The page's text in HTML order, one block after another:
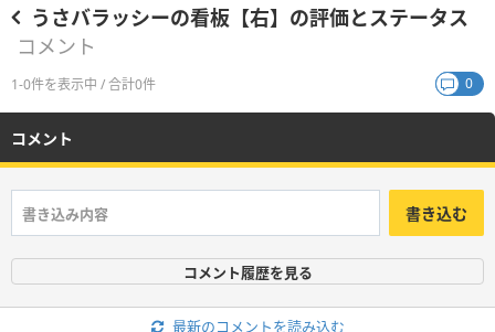
うさバラッシーの看板【右】の評価とステータス
コメント
1-0件を表示中 / 合計0件 0
コメント
書き込む
コメント履歴を見る
最新のコメントを読み込む